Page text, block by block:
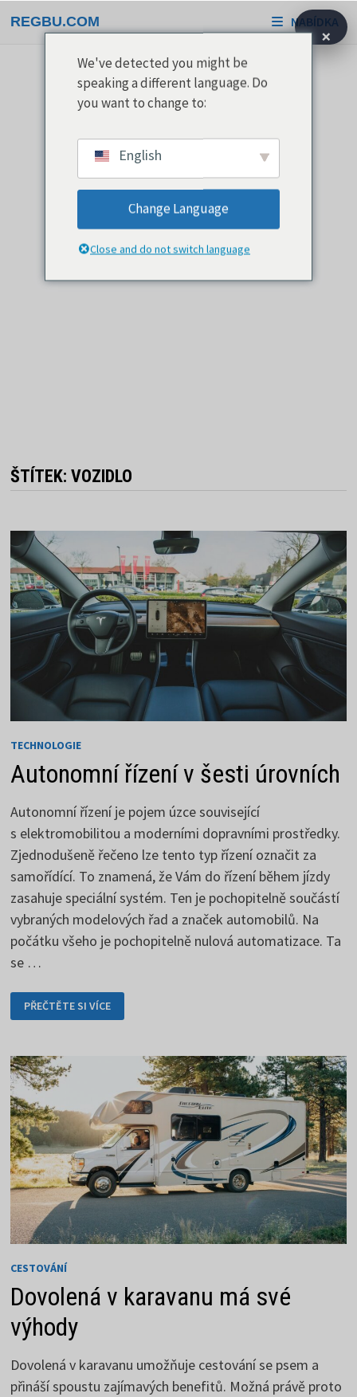
na
REGBU.COM NABÍDKA
ŠTÍTEK:VOZIDLO
TECHNOLOGIE
Autonomní řízení v šesti úrovních
Autonomní řízení je pojem úzce související
s elektromobilitou a moderními dopravními prostředky.
Zjednodušeně řečeno lze tento typ řízení označit za
samořídící. To znamená, že Vám do řízení během jízdy
zasahuje speciální systém. Ten je pochopitelně součástí
vybraných modelových řad a značek automobilů. Na
počátku všeho je pochopitelně nulová automatizace. Ta
se …
AUTONOMNÍ
ŘÍZENÍ
V
PŘEČTĚTE SI VÍCE
CESTOVÁNÍ
Dovolená v karavanu má své
výhody
Dovolená v karavanu umožňuje cestování se psem a
přináší spoustu zajímavých benefitů. Možná právě proto
×
We've detected you might be
speaking a different language. Do
you want to change to:
English
Change Language
Close and do not switch language